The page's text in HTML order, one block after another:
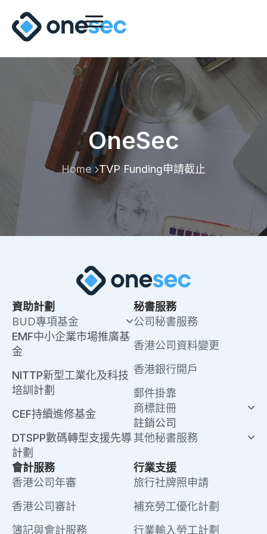
OneSec
Home TVP Funding申請截止
資助計劃
BUD專項基金
EMF中小企業市場推廣基
金
NITTP新型工業化及科技
培訓計劃
CEF持續進修基金
DTSPP數碼轉型支援先導
計劃
秘書服務
公司秘書服務
香港公司資料變更
香港銀行開戶
郵件掛靠
商標註冊
註銷公司
其他秘書服務
會計服務
香港公司年審
香港公司審計
簿記與會計服務
行業支援
旅行社牌照申請
補充勞工優化計劃
行業輸入勞工計劃